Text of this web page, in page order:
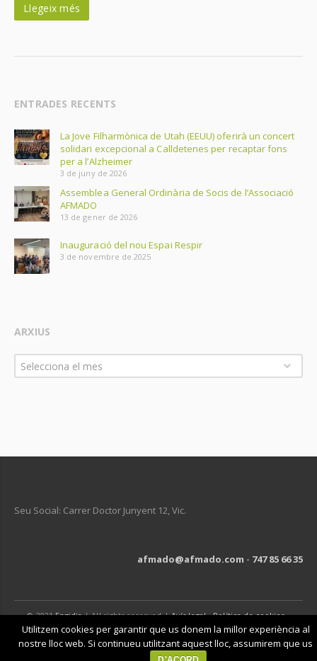
Llegeix més
ENTRADES RECENTS
La Jove Filharmònica de Utah (EEUU) oferirà un concert
solidari excepcional a Calldetenes per recaptar fons
per a l’Alzheimer
3 de juny de 2026
Assemblea General Ordinària de Socis de l’Associació
AFMADO
13 de gener de 2026
Inauguració del nou Espai Respir
3 de novembre de 2025
ARXIUS
Arxius
Selecciona el mes
Seu Social: Carrer Doctor Junyent 12, Vic.
afmado@afmado.com - 747 85 66 35
© 2021Engidia| All rights reserved |Avís legal-Política de cookies-
Política de privacitat
Utilitzem cookies per garantir que us donem la millor experiència al
nostre lloc web. Si continueu utilitzant aquest lloc, assumirem que us